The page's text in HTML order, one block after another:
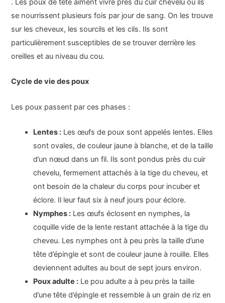
. Les poux de tête aiment vivre près du cuir chevelu où ils
se nourrissent plusieurs fois par jour de sang. On les trouve
sur les cheveux, les sourcils et les cils. Ils sont
particulièrement susceptibles de se trouver derrière les
oreilles et au niveau du cou.
Cycle de vie des poux
Les poux passent par ces phases :
Lentes : Les œufs de poux sont appelés lentes. Elles
sont ovales, de couleur jaune à blanche, et de la taille
d’un nœud dans un fil. Ils sont pondus près du cuir
chevelu, fermement attachés à la tige du cheveu, et
ont besoin de la chaleur du corps pour incuber et
éclore. Il leur faut six à neuf jours pour éclore.
Nymphes : Les œufs éclosent en nymphes, la
coquille vide de la lente restant attachée à la tige du
cheveu. Les nymphes ont à peu près la taille d’une
tête d’épingle et sont de couleur jaune à rouille. Elles
deviennent adultes au bout de sept jours environ.
Poux adulte : Le pou adulte a à peu près la taille
d’une tête d’épingle et ressemble à un grain de riz en